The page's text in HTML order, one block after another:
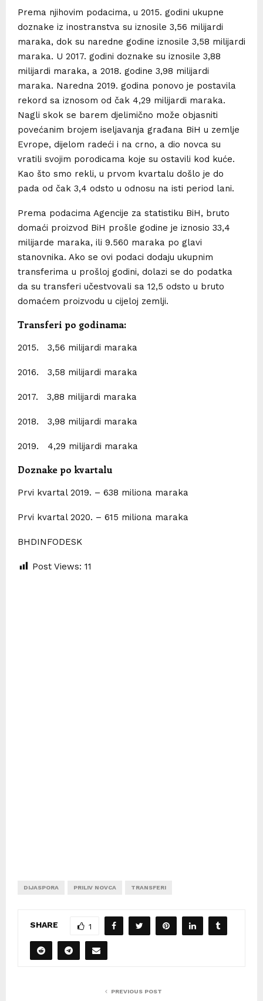
Prema njihovim podacima, u 2015. godini ukupne
doznake iz inostranstva su iznosile 3,56 milijardi
maraka, dok su naredne godine iznosile 3,58 milijardi
maraka. U 2017. godini doznake su iznosile 3,88
milijardi maraka, a 2018. godine 3,98 milijardi
maraka. Naredna 2019. godina ponovo je postavila
rekord sa iznosom od čak 4,29 milijardi maraka.
Nagli skok se barem djelimično može objasniti
povećanim brojem iseljavanja građana BiH u zemlje
Evrope, dijelom radeći i na crno, a dio novca su
vratili svojim porodicama koje su ostavili kod kuće.
Kao što smo rekli, u prvom kvartalu došlo je do
pada od čak 3,4 odsto u odnosu na isti period lani.
Prema podacima Agencije za statistiku BiH, bruto
domaći proizvod BiH prošle godine je iznosio 33,4
milijarde maraka, ili 9.560 maraka po glavi
stanovnika. Ako se ovi podaci dodaju ukupnim
transferima u prošloj godini, dolazi se do podatka
da su transferi učestvovali sa 12,5 odsto u bruto
domaćem proizvodu u cijeloj zemlji.
Transferi po godinama:
2015. 3,56 milijardi maraka
2016. 3,58 milijardi maraka
2017. 3,88 milijardi maraka
2018. 3,98 milijardi maraka
2019. 4,29 milijardi maraka
Doznake po kvartalu
Prvi kvartal 2019. – 638 miliona maraka
Prvi kvartal 2020. – 615 miliona maraka
BHDINFODESK
Post Views: 11
DIJASPORA PRILIV NOVCA TRANSFERI
SHARE 1
PREVIOUS POST